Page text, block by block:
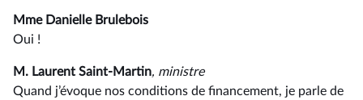
Mme Danielle Brulebois
Oui !
M. Laurent Saint-Martin, ministre
Quand j’évoque nos conditions de financement, je parle de